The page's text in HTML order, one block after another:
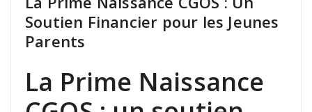
Soutien Financier pour les Jeunes
Parents
La Prime Naissance